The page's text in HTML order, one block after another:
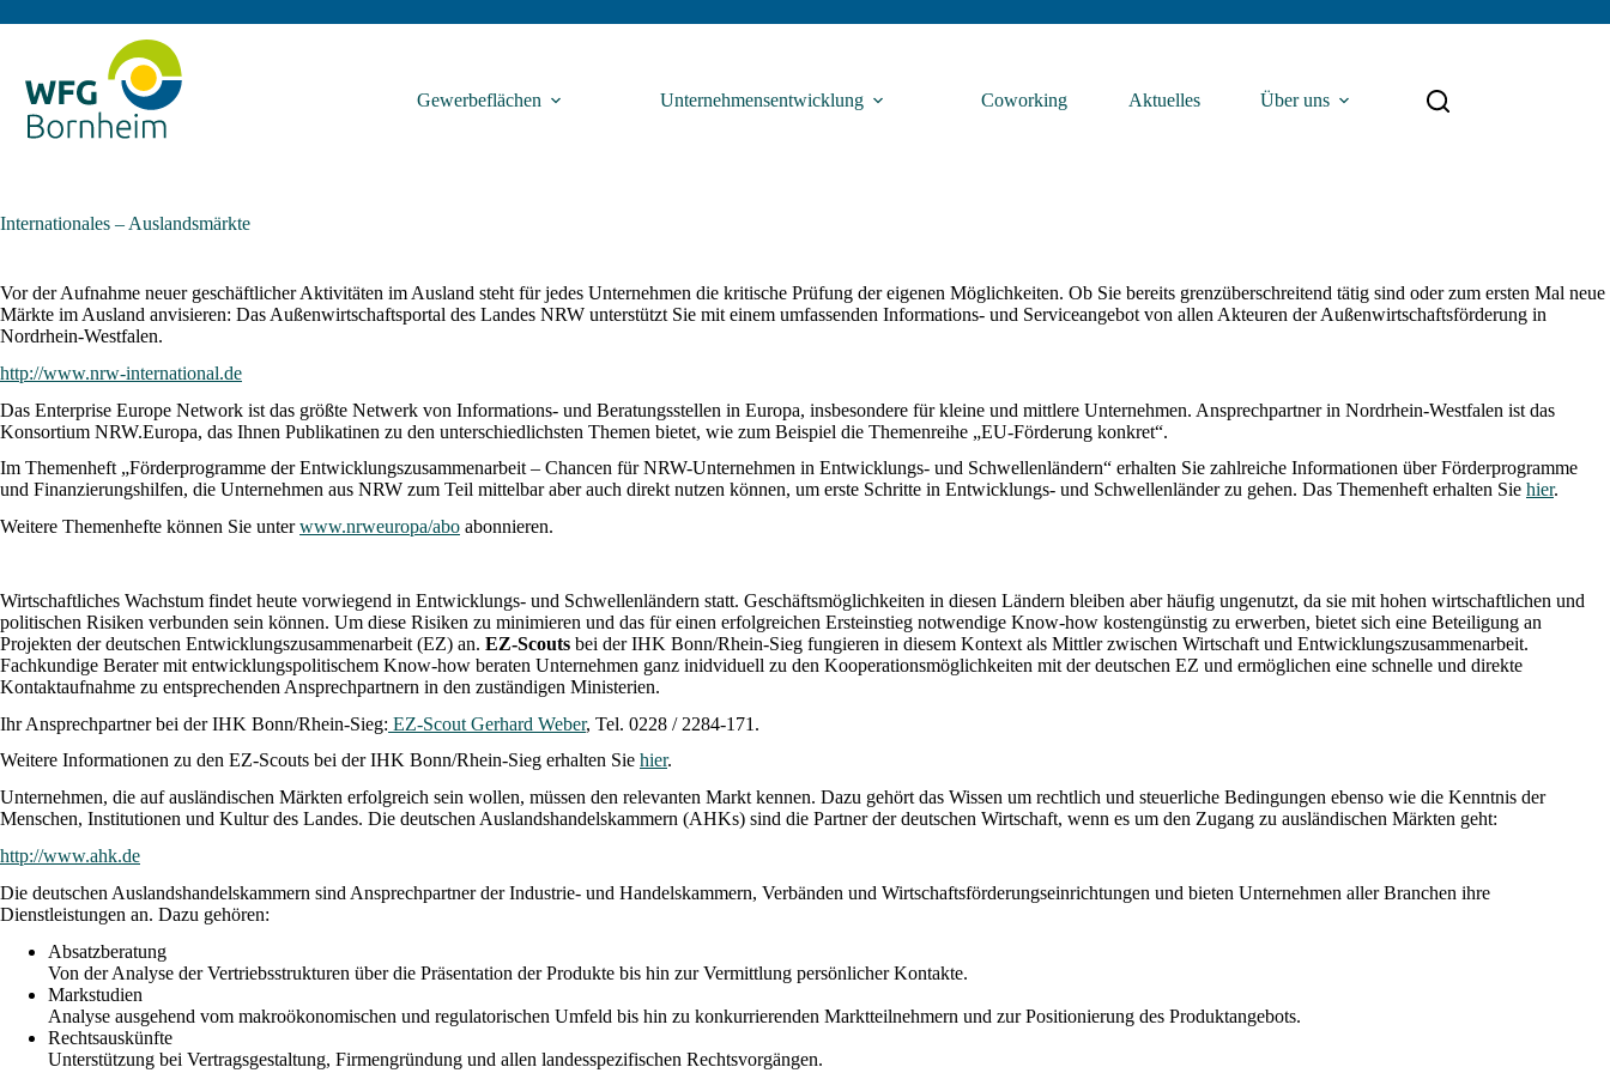
Inhalt
Gewerbeflächen Unternehmensentwicklung Coworking Aktuelles Über uns
Internationales – Auslandsmärkte
Vor der Aufnahme neuer geschäftlicher Aktivitäten im Ausland steht für jedes Unternehmen die kritische Prüfung der eigenen Möglichkeiten. Ob Sie bereits grenzüberschreitend tätig sind oder zum ersten Mal neue
Märkte im Ausland anvisieren: Das Außenwirtschaftsportal des Landes NRW unterstützt Sie mit einem umfassenden Informations- und Serviceangebot von allen Akteuren der Außenwirtschaftsförderung in
Nordrhein-Westfalen.
http://www.nrw-international.de
Das Enterprise Europe Network ist das größte Netwerk von Informations- und Beratungsstellen in Europa, insbesondere für kleine und mittlere Unternehmen. Ansprechpartner in Nordrhein-Westfalen ist das
Konsortium NRW.Europa, das Ihnen Publikatinen zu den unterschiedlichsten Themen bietet, wie zum Beispiel die Themenreihe „EU-Förderung konkret“.
Im Themenheft „Förderprogramme der Entwicklungszusammenarbeit – Chancen für NRW-Unternehmen in Entwicklungs- und Schwellenländern“ erhalten Sie zahlreiche Informationen über Förderprogramme
und Finanzierungshilfen, die Unternehmen aus NRW zum Teil mittelbar aber auch direkt nutzen können, um erste Schritte in Entwicklungs- und Schwellenländer zu gehen. Das Themenheft erhalten Sie hier.
Weitere Themenhefte können Sie unterwww.nrweuropa/abo abonnieren.
Wirtschaftliches Wachstum findet heute vorwiegend in Entwicklungs- und Schwellenländern statt. Geschäftsmöglichkeiten in diesen Ländern bleiben aber häufig ungenutzt, da sie mit hohen wirtschaftlichen und
politischen Risiken verbunden sein können. Um diese Risiken zu minimieren und das für einen erfolgreichen Ersteinstieg notwendige Know-how kostengünstig zu erwerben, bietet sich eine Beteiligung an
Projekten der deutschen Entwicklungszusammenarbeit (EZ) an. EZ-Scouts bei der IHK Bonn/Rhein-Sieg fungieren in diesem Kontext als Mittler zwischen Wirtschaft und Entwicklungszusammenarbeit.
Fachkundige Berater mit entwicklungspolitischem Know-how beraten Unternehmen ganz inidviduell zu den Kooperationsmöglichkeiten mit der deutschen EZ und ermöglichen eine schnelle und direkte
Kontaktaufnahme zu entsprechenden Ansprechpartnern in den zuständigen Ministerien.
Ihr Ansprechpartner bei der IHK Bonn/Rhein-Sieg: EZ-Scout Gerhard Weber, Tel. 0228 / 2284-171.
Weitere Informationen zu den EZ-Scouts bei der IHK Bonn/Rhein-Sieg erhalten Sie hier.
Unternehmen, die auf ausländischen Märkten erfolgreich sein wollen, müssen den relevanten Markt kennen. Dazu gehört das Wissen um rechtlich und steuerliche Bedingungen ebenso wie die Kenntnis der
Menschen, Institutionen und Kultur des Landes. Die deutschen Auslandshandelskammern (AHKs) sind die Partner der deutschen Wirtschaft, wenn es um den Zugang zu ausländischen Märkten geht:
http://www.ahk.de
Die deutschen Auslandshandelskammern sind Ansprechpartner der Industrie- und Handelskammern, Verbänden und Wirtschaftsförderungseinrichtungen und bieten Unternehmen aller Branchen ihre
Dienstleistungen an. Dazu gehören:
Absatzberatung
Von der Analyse der Vertriebsstrukturen über die Präsentation der Produkte bis hin zur Vermittlung persönlicher Kontakte.
Markstudien
Analyse ausgehend vom makroökonomischen und regulatorischen Umfeld bis hin zu konkurrierenden Marktteilnehmern und zur Positionierung des Produktangebots.
Rechtsauskünfte
Unterstützung bei Vertragsgestaltung, Firmengründung und allen landesspezifischen Rechtsvorgängen.